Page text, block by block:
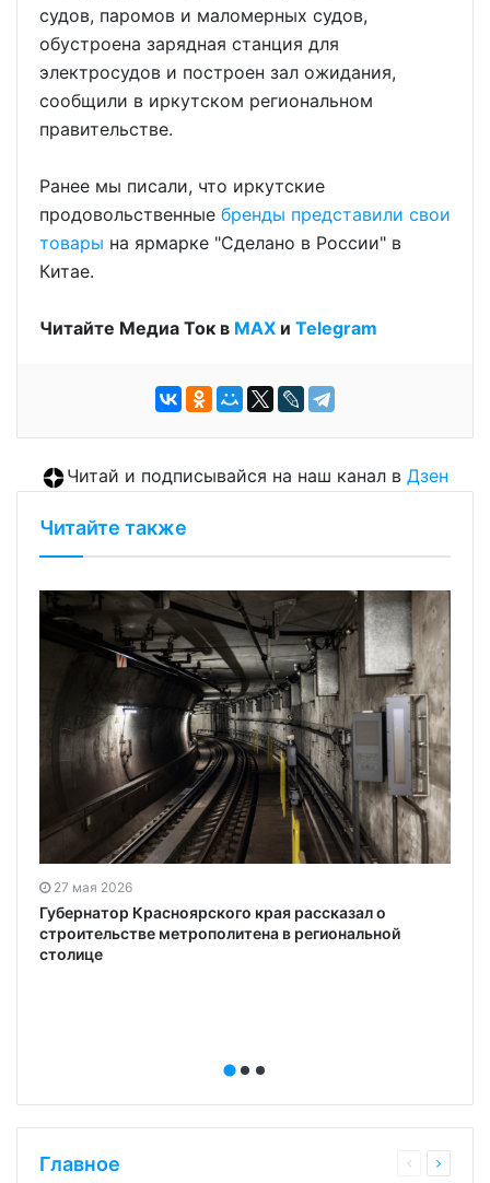
судов, паромов и маломерных судов,
обустроена зарядная станция для
электросудов и построен зал ожидания,
сообщили в иркутском региональном
правительстве.
Ранее мы писали, что иркутские
продовольственные бренды представили свои
товары на ярмарке "Сделано в России" в
Китае.
Читайте Медиа Ток в МАХ и Telegram
Читай и подписывайся на наш канал в Дзен
Читайте также
27 мая 2026
Губернатор Красноярского края рассказал о
строительстве метрополитена в региональной
столице
Главное